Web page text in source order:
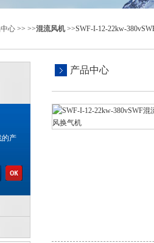
心 >> >>混流风机>>SWF-I-12-22kw-
的产
产品中心